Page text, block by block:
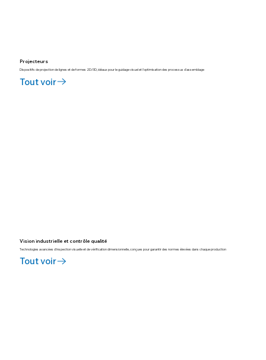
Projecteurs
Dispositifs de projection de lignes et de formes 2D/3D, idéaux pour le guidage visuel et l'optimisation des processus d'assemblage
Tout voir
Vision industrielle et contrôle qualité
Technologies avancées d'inspection visuelle et de vérification dimensionnelle, conçues pour garantir des normes élevées dans chaque production
Tout voir